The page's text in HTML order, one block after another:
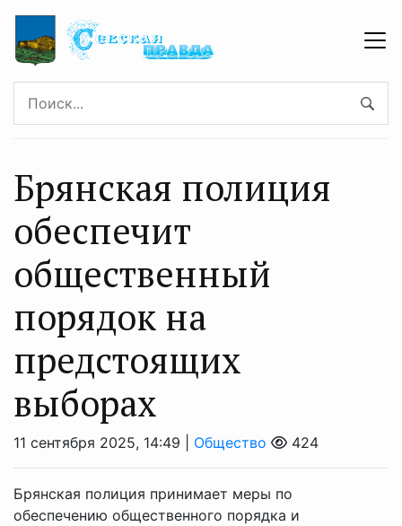
Брянская полиция
обеспечит
общественный
порядок на
предстоящих
выборах
11 сентября 2025, 14:49 | Общество 424
Брянская полиция принимает меры по
обеспечению общественного порядка и